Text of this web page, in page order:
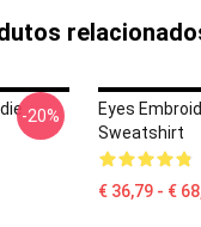
-20%
Eyes
Sweatshirt
€ 36,79 - €